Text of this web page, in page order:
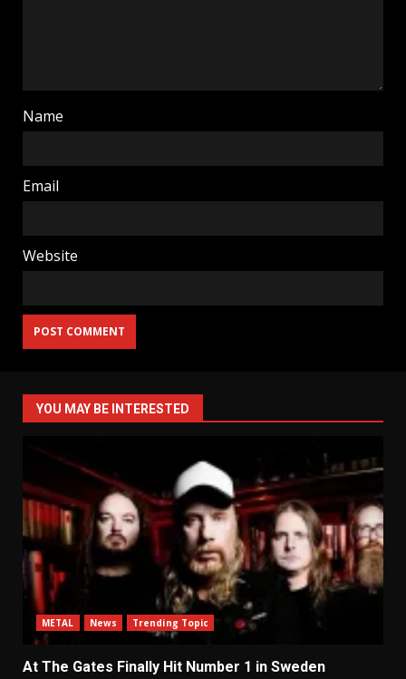
Name
Email
Website
YOU MAY BE INTERESTED
METAL News Trending Topic
At The Gates Finally Hit Number 1 in Sweden